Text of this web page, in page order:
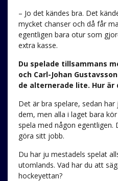
– Jo det kändes bra. Det
mycket chanser och då får
egentligen bara otur som
extra kasse.
Du spelade tillsammans
och Carl-Johan
de alternerade lite. Hur är
Det är bra spelare, sedan
dem, men alla i laget bara
spela med någon
göra sitt jobb.
Du har ju mestadels spelat
utomlands. Vad har du att
hockeyettan?